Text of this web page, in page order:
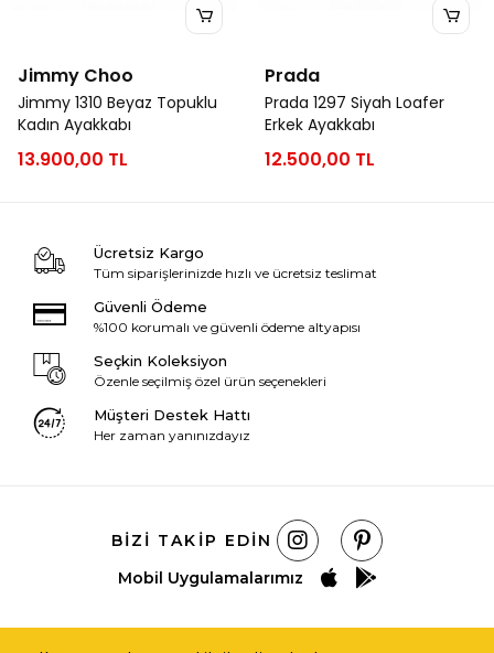
Jimmy Choo
Jimmy 1310 Beyaz Topuklu
Kadın Ayakkabı
13.900,00 TL
Prada
Prada 1297 Siyah Loafer
Erkek Ayakkabı
12.500,00 TL
Ücretsiz Kargo
Tüm siparişlerinizde hızlı ve ücretsiz teslimat
Güvenli Ödeme
%100 korumalı ve güvenli ödeme altyapısı
Seçkin Koleksiyon
Özenle seçilmiş özel ürün seçenekleri
Müşteri Destek Hattı
Her zaman yanınızdayız
BIZI TAKIP EDIN
Mobil Uygulamalarımız